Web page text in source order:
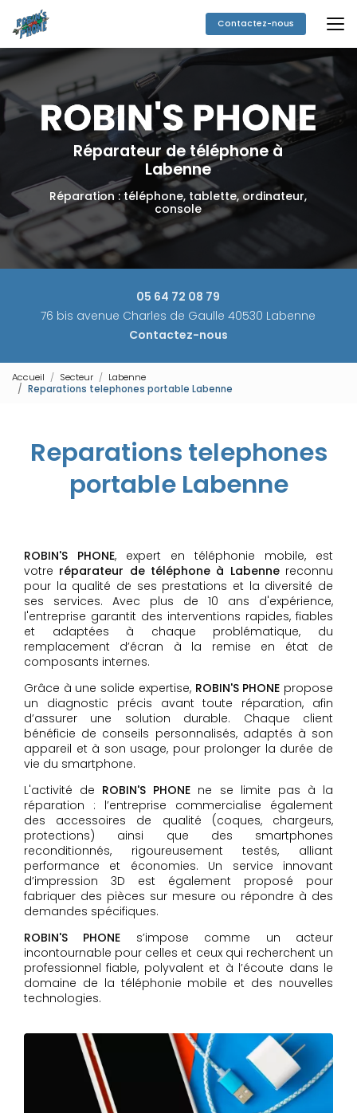
contenu
principal
Contactez-nous
Réparateur de téléphone à
Labenne
Réparation : téléphone, tablette, ordinateur,
console
05 64 72 08 79
76 bis avenue Charles de Gaulle 40530 Labenne
Contactez-nous
Accueil Secteur
Labenne
Reparations telephones portable Labenne
Reparations telephones
portable Labenne
ROBIN'S PHONE, expert en téléphonie mobile, est
votre réparateur de téléphone à Labennereconnu
pour la qualité de ses prestations et la diversité de
ses services. Avec plus de 10 ans d'expérience,
l'entreprise garantit des interventions rapides, fiables
et adaptées à chaque problématique, du
remplacement d’écran à la remise en état de
composants internes.
Grâce à une solide expertise, ROBIN'S PHONE propose
un diagnostic précis avant toute réparation, afin
d’assurer une solution durable. Chaque client
bénéficie de conseils personnalisés, adaptés à son
appareil et à son usage, pour prolonger la durée de
vie du smartphone.
L'activité de ROBIN'S PHONE ne se limite pas à la
réparation : l’entreprise commercialise également
des accessoires de qualité (coques, chargeurs,
protections) ainsi que des smartphones
reconditionnés, rigoureusement testés, alliant
performance et économies. Un service innovant
d’impression 3D est également proposé pour
fabriquer des pièces sur mesure ou répondre à des
demandes spécifiques.
ROBIN'S PHONE s’impose comme un acteur
incontournable pour celles et ceux qui recherchent un
professionnel fiable, polyvalent et à l’écoute dans le
domaine de la téléphonie mobile et des nouvelles
technologies.